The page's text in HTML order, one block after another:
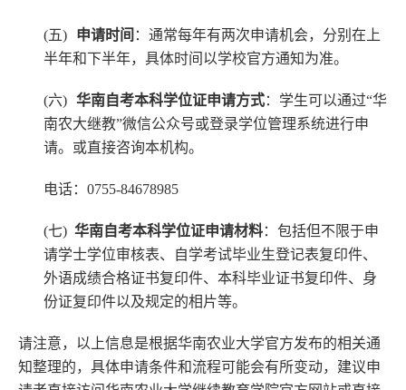
(五) 申请时间 ：通常每年有两次申请机会，分别在上
半年和下半年，具体时间以学校官方通知为准。
(六) 华南自考本科学位证申请方式：学生可以通过“华
南农大继教”微信公众号或登录学位管理系统进行申
请。或直接咨询本机构。
电话： 0755-84678985
(七) 华南自考本科学位证申请材料：包括但不限于申
请学士学位审核表、自学考试毕业生登记表复印件、
外语成绩合格证书复印件、本科毕业证书复印件、身
份证复印件以及规定的相片等。
请注意，以上信息是根据华南农业大学官方发布的相关通
知整理的，具体申请条件和流程可能会有所变动，建议申